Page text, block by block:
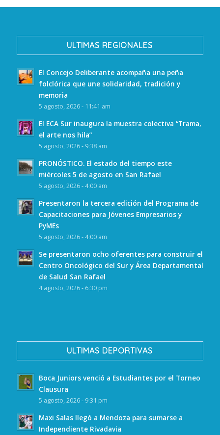
ULTIMAS REGIONALES
El Concejo Deliberante acompaña una peña
folclórica que une solidaridad, tradición y
memoria
5 agosto, 2026 - 11:41 am
El ECA Sur inaugura la muestra colectiva “Trama,
el arte nos hila”
5 agosto, 2026 - 9:38 am
PRONÓSTICO. El estado del tiempo este
miércoles 5 de agosto en San Rafael
5 agosto, 2026 - 4:00 am
Presentaron la tercera edición del Programa de
Capacitaciones para Jóvenes Empresarios y
PyMEs
5 agosto, 2026 - 4:00 am
Se presentaron ocho oferentes para construir el
Centro Oncológico del Sur y Área Departamental
de Salud San Rafael
4 agosto, 2026 - 6:30 pm
ULTIMAS DEPORTIVAS
Boca Juniors venció a Estudiantes por el Torneo
Clausura
5 agosto, 2026 - 9:31 pm
Maxi Salas llegó a Mendoza para sumarse a
Independiente Rivadavia